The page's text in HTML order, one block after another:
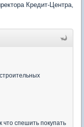
Кредит-Центра,
спешить покупать